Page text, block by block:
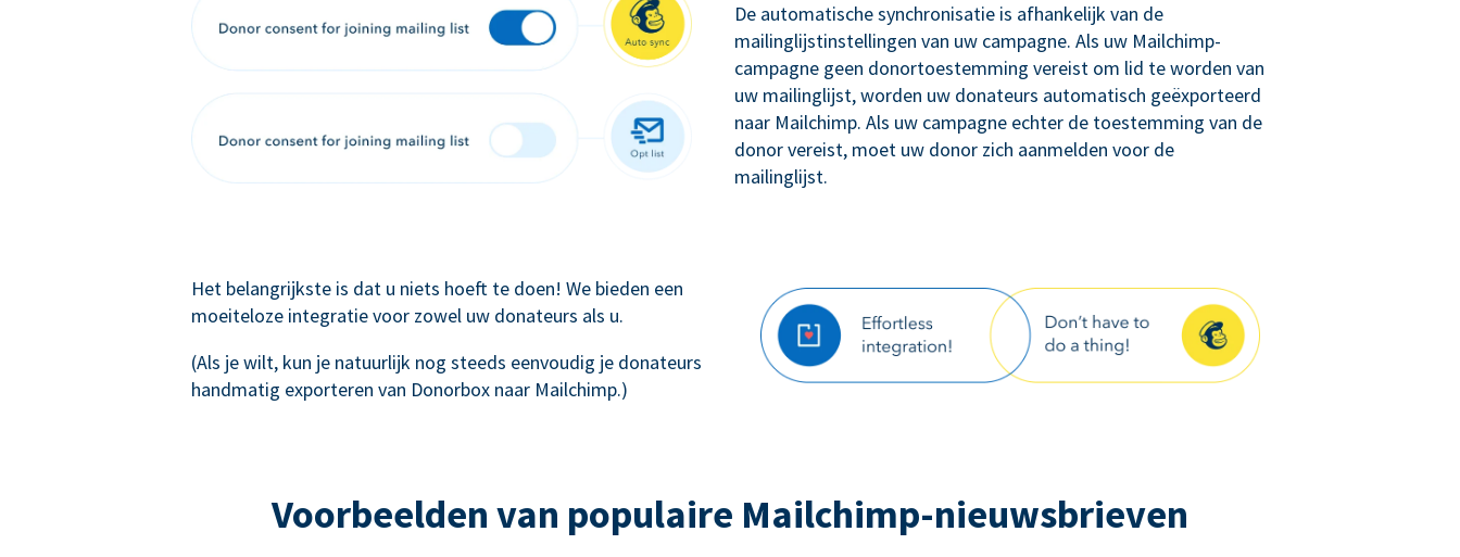
De automatische synchronisatie is afhankelijk van de
mailinglijstinstellingen van uw campagne. Als uw Mailchimp-
campagne geen donortoestemming vereist om lid te worden van
uw mailinglijst, worden uw donateurs automatisch geëxporteerd
naar Mailchimp. Als uw campagne echter de toestemming van de
donor vereist, moet uw donor zich aanmelden voor de
mailinglijst.
Het belangrijkste is dat u niets hoeft te doen! We bieden een
moeiteloze integratie voor zowel uw donateurs als u.
(Als je wilt, kun je natuurlijk nog steeds eenvoudig je donateurs
handmatig exporteren van Donorbox naar Mailchimp.)
Voorbeelden van populaire Mailchimp-nieuwsbrieven